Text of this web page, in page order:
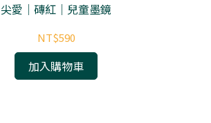
尖愛｜磚紅｜兒童墨鏡
NT$590
加入購物車